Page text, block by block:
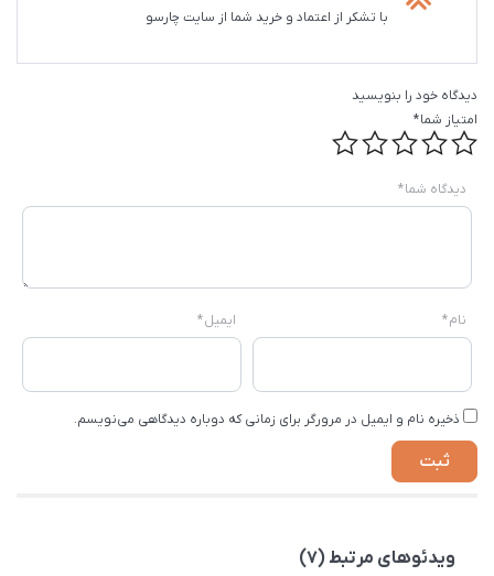
با تشکر از اعتماد و خرید شما از سایت چارسو
دیدگاه خود را بنویسید
امتیاز شما*
دیدگاه شما*
نام* ایمیل*
ذخیره نام و ایمیل در مرورگر برای زمانی که دوباره دیدگاهی می‌نویسم.
ویدئوهای مرتبط (7)